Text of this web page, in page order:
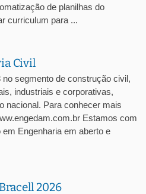
de planilhas do
curriculum para ...
Civil
segmento de construção civil,
industriais e corporativas,
nacional. Para conhecer mais
Estamos com
Engenharia em aberto e
2026